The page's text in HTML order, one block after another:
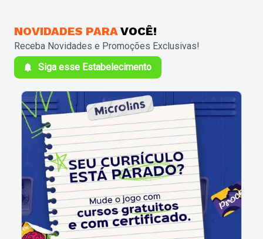
NOVIDADES PARAVOCÊ!
Receba Novidades e Promoções Exclusivas!
Siga esse Estabelecimento